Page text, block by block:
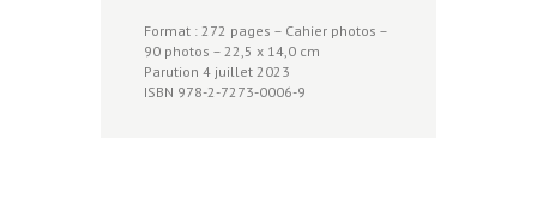
Format : 272 pages – Cahier photos –
90 photos – 22,5 x 14,0 cm
Parution 4 juillet 2023
ISBN 978-2-7273-0006-9